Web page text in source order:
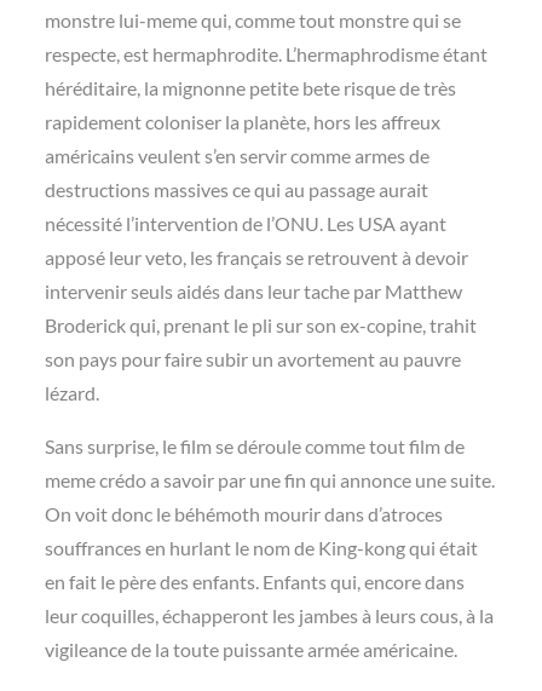
monstre lui-meme qui, comme tout monstre qui se
respecte, est hermaphrodite. L’hermaphrodisme étant
héréditaire, la mignonne petite bete risque de très
rapidement coloniser la planète, hors les affreux
américains veulent s’en servir comme armes de
destructions massives ce qui au passage aurait
nécessité l’intervention de l’ONU. Les USA ayant
apposé leur veto, les français se retrouvent à devoir
intervenir seuls aidés dans leur tache par Matthew
Broderick qui, prenant le pli sur son ex-copine, trahit
son pays pour faire subir un avortement au pauvre
lézard.
Sans surprise, le film se déroule comme tout film de
meme crédo a savoir par une fin qui annonce une suite.
On voit donc le béhémoth mourir dans d’atroces
souffrances en hurlant le nom de King-kong qui était
en fait le père des enfants. Enfants qui, encore dans
leur coquilles, échapperont les jambes à leurs cous, à la
vigileance de la toute puissante armée américaine.